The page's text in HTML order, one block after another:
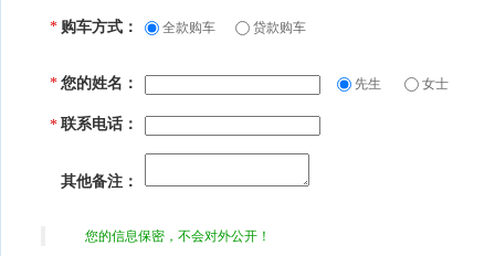
* 购车方式： 全款购车 贷款购车
* 您的姓名： 先生 女士
* 联系电话：
其他备注：
您的信息保密，不会对外公开！